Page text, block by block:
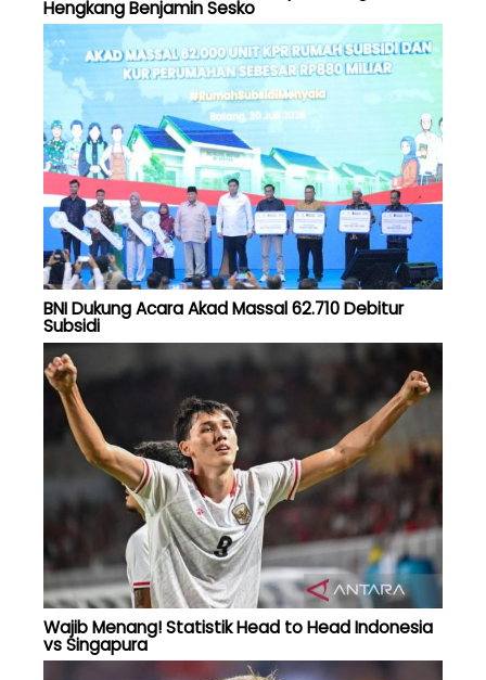
Hengkang Benjamin Sesko
BNI Dukung Acara Akad Massal 62.710 Debitur
Subsidi
Wajib Menang! Statistik Head to Head Indonesia
vs Singapura